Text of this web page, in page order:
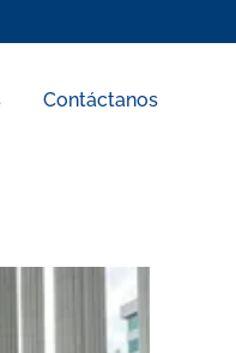
Contáctanos